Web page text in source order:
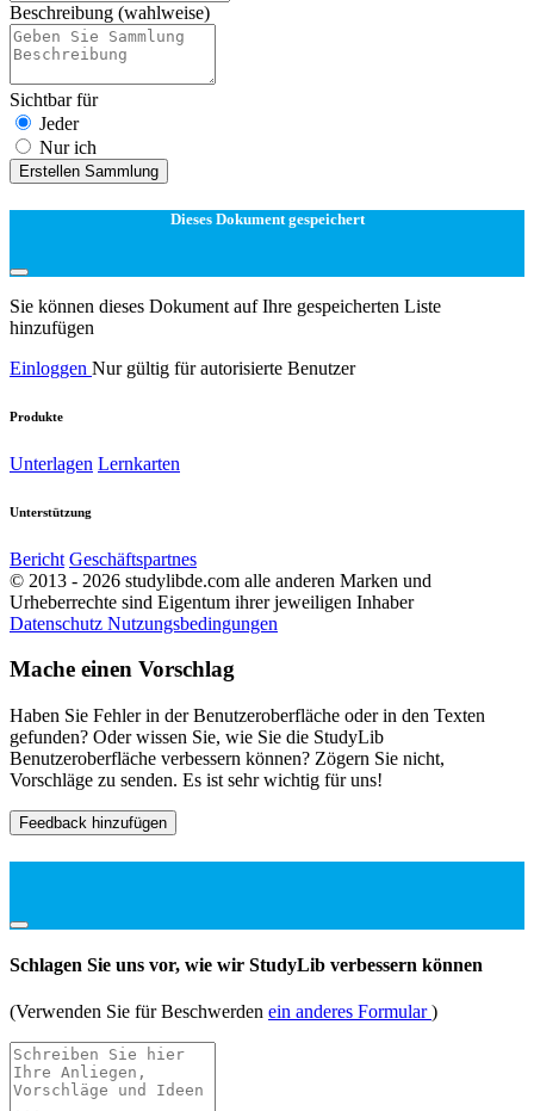
Beschreibung (wahlweise)
Sichtbar für
Jeder
Nur ich
Erstellen Sammlung
Dieses Dokument gespeichert
Sie können dieses Dokument auf Ihre gespeicherten Liste
hinzufügen
Einloggen Nur gültig für autorisierte Benutzer
Produkte
Unterlagen Lernkarten
Unterstützung
Bericht Geschäftspartnes
© 2013 - 2026 studylibde.com alle anderen Marken und
Urheberrechte sind Eigentum ihrer jeweiligen Inhaber
Datenschutz Nutzungsbedingungen
Mache einen Vorschlag
Haben Sie Fehler in der Benutzeroberfläche oder in den Texten
gefunden? Oder wissen Sie, wie Sie die StudyLib
Benutzeroberfläche verbessern können? Zögern Sie nicht,
Vorschläge zu senden. Es ist sehr wichtig für uns!
Feedback hinzufügen
Schlagen Sie uns vor, wie wir StudyLib verbessern können
(Verwenden Sie für Beschwerden ein anderes Formular)